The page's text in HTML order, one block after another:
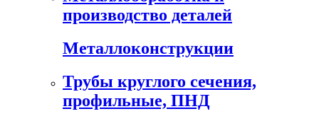
производство деталей
Металлоконструкции
Трубы круглого сечения,
профильные, ПНД